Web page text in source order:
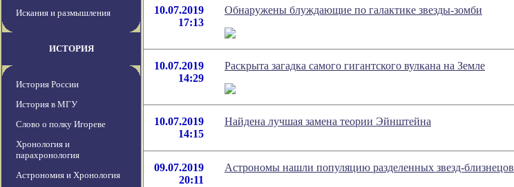
Искания и размышления
ИСТОРИЯ
История России
История в МГУ
Слово о полку Игореве
Хронология и
парахронология
Астрономия и Хронология
10.07.2019
17:13
Обнаружены блуждающие по галактике звезды-зомби
10.07.2019
14:29
Раскрыта загадка самого гигантского вулкана на Земле
10.07.2019
14:15
Найдена лучшая замена теории Эйнштейна
09.07.2019
20:11
Астрономы нашли популяцию разделенных звезд-близнецов